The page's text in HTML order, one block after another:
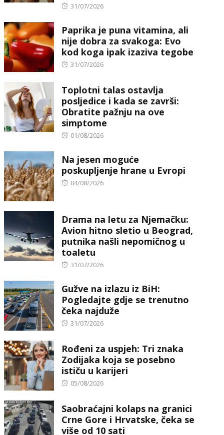
Posted
31/07/2026
Paprika je puna vitamina, ali
nije dobra za svakoga: Evo
kod koga ipak izaziva tegobe
Posted
31/07/2026
Toplotni talas ostavlja
posljedice i kada se završi:
Obratite pažnju na ove
simptome
Posted
01/08/2026
Na jesen moguće
poskupljenje hrane u Evropi
Posted
04/08/2026
Drama na letu za Njemačku:
Avion hitno sletio u Beograd,
putnika našli nepomičnog u
toaletu
Posted
31/07/2026
Gužve na izlazu iz BiH:
Pogledajte gdje se trenutno
čeka najduže
Posted
31/07/2026
Rođeni za uspjeh: Tri znaka
Zodijaka koja se posebno
ističu u karijeri
Posted
05/08/2026
Saobraćajni kolaps na granici
Crne Gore i Hrvatske, čeka se
više od 10 sati